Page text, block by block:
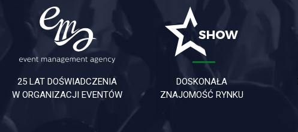
25 LAT DOŚWIADCZENIA
W ORGANIZACJI EVENTÓW
DOSKONAŁA
ZNAJOMOŚĆ RYNKU